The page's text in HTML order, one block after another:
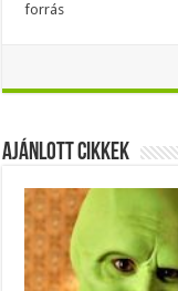
forrás
Ajánlott Cikkek